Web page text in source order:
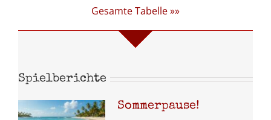
Gesamte Tabelle »»
Spielberichte
Sommerpause!